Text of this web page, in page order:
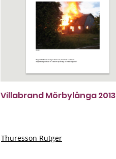
Villabrand Mörbylånga 2013
Thuresson Rutger